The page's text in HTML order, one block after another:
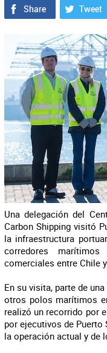
Una delegación del
Carbon Shipping visitó
la infraestructura
corredores
comerciales entre Chile y
En su visita, parte de
otros polos marítimos
realizó un recorrido por
por ejecutivos de Puerto
la operación actual y de